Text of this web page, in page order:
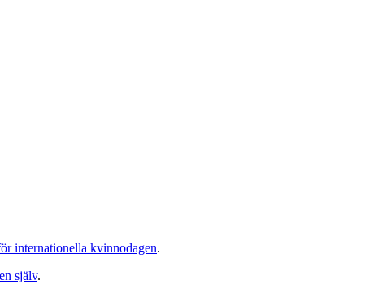
internationella kvinnodagen.
själv.